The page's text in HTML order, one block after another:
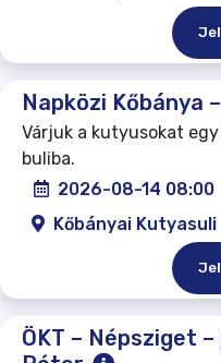
Napközi Kőbánya
Várjuk a kutyusokat
buliba.
2026-08-14 08:00
Kőbányai Kutyasuli
ÖKT – Népsziget